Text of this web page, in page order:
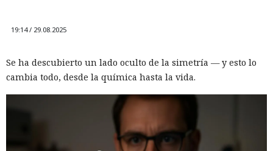
19:14 / 29.08.2025
Se ha descubierto un lado oculto de la simetría — y esto lo
cambia todo, desde la química hasta la vida.